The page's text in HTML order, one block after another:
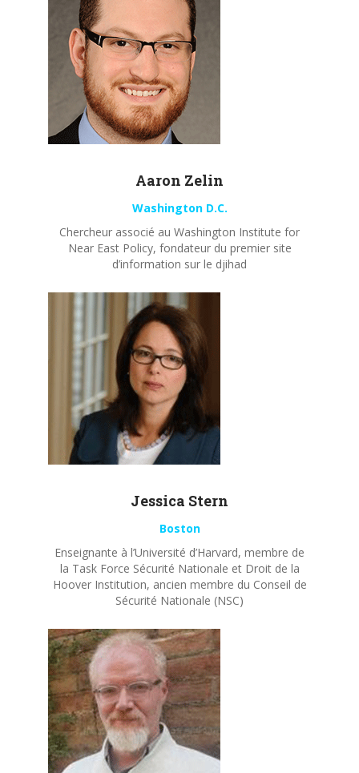
Aaron Zelin
Washington D.C.
Chercheur associé au Washington Institute for
Near East Policy, fondateur du premier site
d’information sur le djihad
Jessica Stern
Boston
Enseignante à l’Université d’Harvard, membre de
la Task Force Sécurité Nationale et Droit de la
Hoover Institution, ancien membre du Conseil de
Sécurité Nationale (NSC)